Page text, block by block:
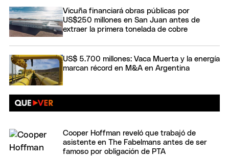
Vicuña financiará obras públicas por
US$250 millones en San Juan antes de
extraer la primera tonelada de cobre
US$ 5.700 millones: Vaca Muerta y la energía
marcan récord en M&A en Argentina
Cooper Hoffman reveló que trabajó de
asistente en The Fabelmans antes de ser
famoso por obligación de PTA